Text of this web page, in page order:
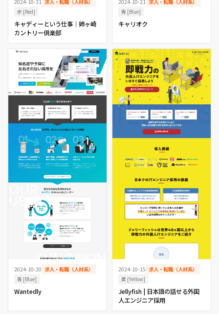
2024-10-31 求人・転職（人材系）
赤 [Red]
キャディーという仕事｜姉ヶ崎
カントリー倶楽部
2024-10-21 求人・転職（人材系）
青 [Blue]
キャリオク
2024-10-20 求人・転職（人材系）
青 [Blue]
Wantedly
2024-10-15 求人・転職（人材系）
黄 [Yellow]
Jellyfish | 日本語の話せる外国
人エンジニア採用